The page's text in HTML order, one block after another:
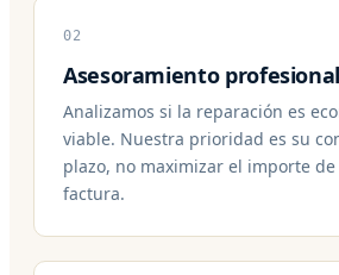
02
Asesoramiento profesional
Analizamos si la reparación es
viable. Nuestra prioridad es su
plazo, no maximizar el importe de
factura.